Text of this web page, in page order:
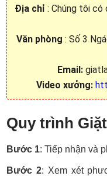
Địa chỉ : Chúng tôi có
Văn phòng : Số 3
Email:
Video xưởng:
Quy trình
Bước 1: Tiếp nhận và
Bước 2: Xem xét